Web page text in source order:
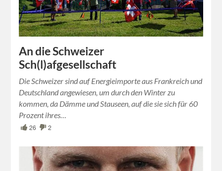
An die Schweizer
Sch(l)afgesellschaft
Die Schweizer sind auf Energieimporte aus Frankreich und
Deutschland angewiesen, um durch den Winter zu
kommen, da Dämme und Stauseen, auf die sie sich für 60
Prozent ihres…
26 2